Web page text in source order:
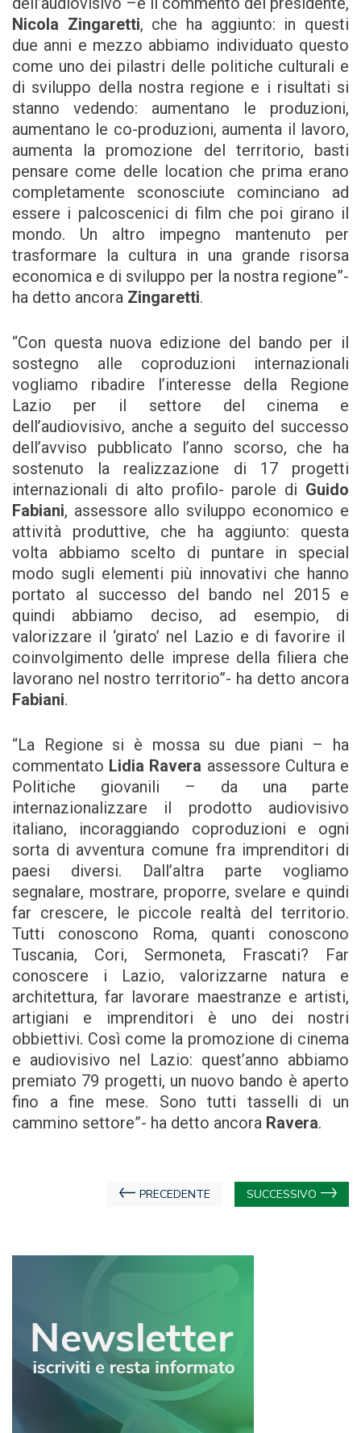
Nicola Zingaretti, che ha aggiunto: in questi
due anni e mezzo abbiamo individuato questo
come uno dei pilastri delle politiche culturali e
di sviluppo della nostra regione e i risultati si
stanno vedendo: aumentano le produzioni,
aumentano le co-produzioni, aumenta il lavoro,
aumenta la promozione del territorio, basti
pensare come delle location che prima erano
completamente sconosciute cominciano ad
essere i palcoscenici di film che poi girano il
mondo. Un altro impegno mantenuto per
trasformare la cultura in una grande risorsa
economica e di sviluppo per la nostra regione”-
ha detto ancora Zingaretti.
“Con questa nuova edizione del bando per il
sostegno alle coproduzioni internazionali
vogliamo ribadire l’interesse della Regione
Lazio per il settore del cinema e
dell’audiovisivo, anche a seguito del successo
dell’avviso pubblicato l’anno scorso, che ha
sostenuto la realizzazione di 17 progetti
internazionali di alto profilo- parole di Guido
Fabiani, assessore allo sviluppo economico e
attività produttive, che ha aggiunto: questa
volta abbiamo scelto di puntare in special
modo sugli elementi più innovativi che hanno
portato al successo del bando nel 2015 e
quindi abbiamo deciso, ad esempio, di
valorizzare il ‘girato’ nel Lazio e di favorire il
coinvolgimento delle imprese della filiera che
lavorano nel nostro territorio”- ha detto ancora
Fabiani.
“La Regione si è mossa su due piani – ha
commentato Lidia Ravera assessore Cultura e
Politiche giovanili – da una parte
internazionalizzare il prodotto audiovisivo
italiano, incoraggiando coproduzioni e ogni
sorta di avventura comune fra imprenditori di
paesi diversi. Dall’altra parte vogliamo
segnalare, mostrare, proporre, svelare e quindi
far crescere, le piccole realtà del territorio.
Tutti conoscono Roma, quanti conoscono
Tuscania, Cori, Sermoneta, Frascati? Far
conoscere i Lazio, valorizzarne natura e
architettura, far lavorare maestranze e artisti,
artigiani e imprenditori è uno dei nostri
obbiettivi. Così come la promozione di cinema
e audiovisivo nel Lazio: quest’anno abbiamo
premiato 79 progetti, un nuovo bando è aperto
fino a fine mese. Sono tutti tasselli di un
cammino settore”- ha detto ancora Ravera.
Navigazione
PRECEDENTE SUCCESSIVO